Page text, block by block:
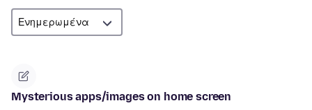
Mysterious apps/images on home screen